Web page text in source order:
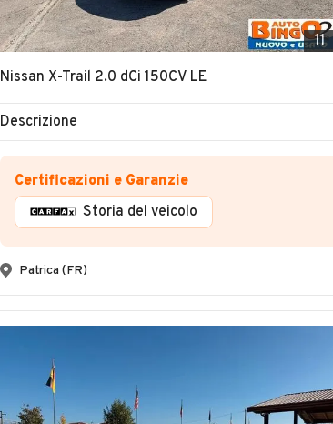
11
Nissan X-Trail 2.0 dCi 150CV LE
Descrizione
Certificazioni e Garanzie
Storia del veicolo
Patrica (FR)